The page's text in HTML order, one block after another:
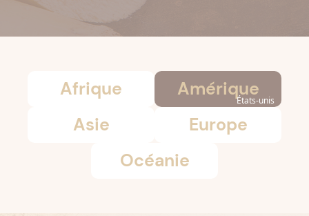
Afrique Amérique
États-unis
Asie
Europe
Océanie